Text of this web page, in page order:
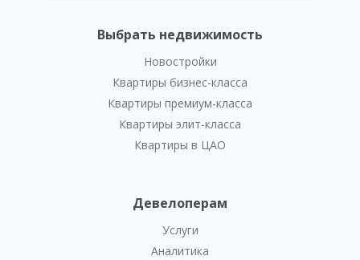
Выбрать недвижимость
Новостройки
Квартиры бизнес-класса
Квартиры премиум-класса
Квартиры элит-класса
Квартиры в ЦАО
Девелоперам
Услуги
Аналитика